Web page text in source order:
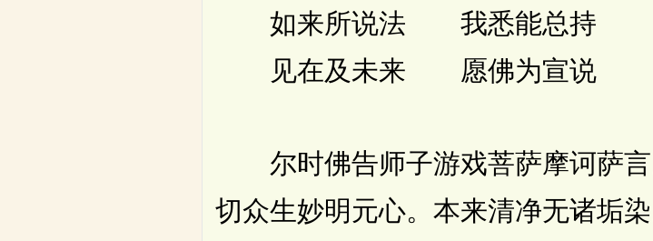
如来所说法 我悉能总持
见在及未来 愿佛为宣说
尔时佛告师子游戏菩萨摩诃萨言
切众生妙明元心。本来清净无诸垢